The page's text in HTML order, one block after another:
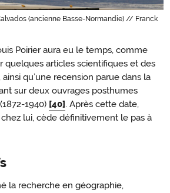
(ancienne Basse-Normandie) // Franck
Poirier aura eu le temps, comme
quelques articles scientifiques et des
, ainsi qu’une recension parue dans la
sur deux ouvrages posthumes
1940) [40] . Après cette date,
lui, cède définitivement le pas à
la recherche en géographie,